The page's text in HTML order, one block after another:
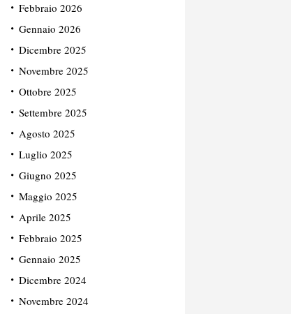
Febbraio 2026
Gennaio 2026
Dicembre 2025
Novembre 2025
Ottobre 2025
Settembre 2025
Agosto 2025
Luglio 2025
Giugno 2025
Maggio 2025
Aprile 2025
Febbraio 2025
Gennaio 2025
Dicembre 2024
Novembre 2024